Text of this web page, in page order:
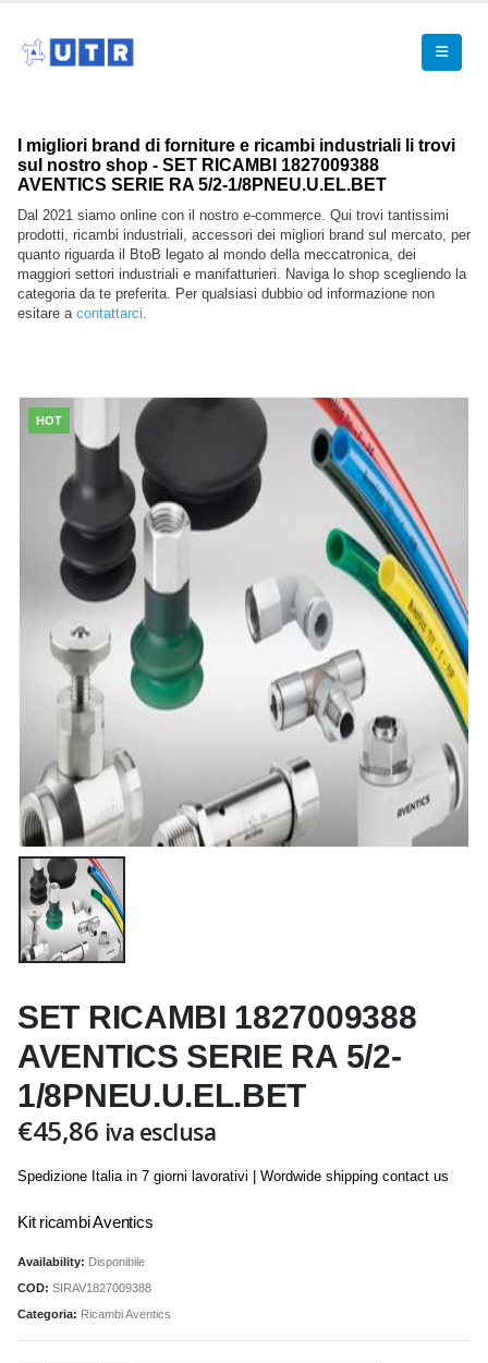
I migliori brand di forniture e ricambi industriali li trovi
sul nostro shop - SET RICAMBI 1827009388
AVENTICS SERIE RA 5/2-1/8PNEU.U.EL.BET
Dal 2021 siamo online con il nostro e-commerce. Qui trovi tantissimi
prodotti, ricambi industriali, accessori dei migliori brand sul mercato, per
quanto riguarda il BtoB legato al mondo della meccatronica, dei
maggiori settori industriali e manifatturieri. Naviga lo shop scegliendo la
categoria da te preferita. Per qualsiasi dubbio od informazione non
esitare a contattarci.
HOT
SET RICAMBI 1827009388
AVENTICS SERIE RA 5/2-
1/8PNEU.U.EL.BET
€45,86 iva esclusa
Spedizione Italia in 7 giorni lavorativi | Wordwide shipping contact us
Kit ricambi Aventics
Availability: Disponibile
COD: SIRAV1827009388
Categoria: Ricambi Aventics